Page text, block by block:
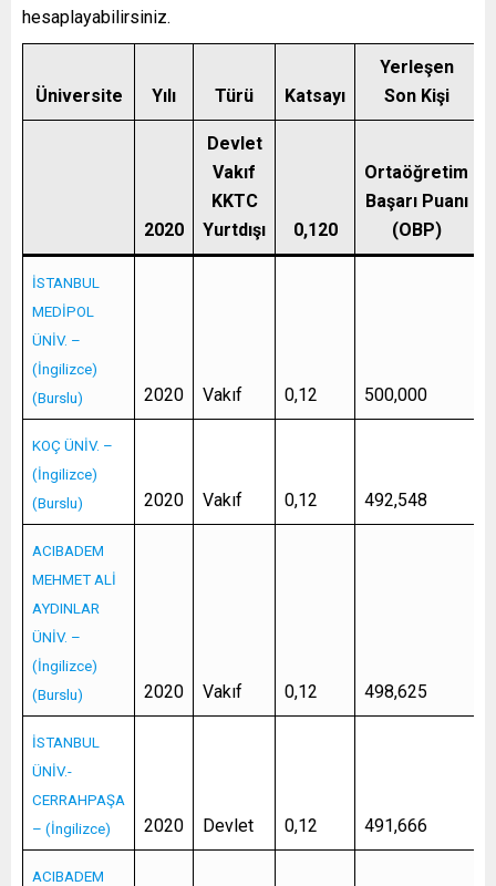
hesaplayabilirsiniz.
Üniversite Yılı Türü Katsayı
Yerleşen
Son Kişi
2020
Devlet
Vakıf
KKTC
Yurtdışı
0,120
Ortaöğretim
Başarı Puanı
(OBP)
İSTANBUL
MEDİPOL
ÜNİV. –
(İngilizce)
(Burslu)
2020 Vakıf 0,12 500,000
KOÇ ÜNİV. –
(İngilizce)
(Burslu)
2020 Vakıf 0,12 492,548
ACIBADEM
MEHMET ALİ
AYDINLAR
ÜNİV. –
(İngilizce)
(Burslu)
2020 Vakıf 0,12 498,625
İSTANBUL
ÜNİV.-
CERRAHPAŞA
– (İngilizce)
2020 Devlet 0,12 491,666
ACIBADEM